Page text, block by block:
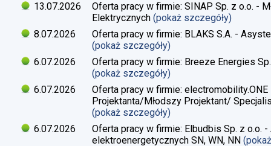
13.07.2026
Oferta pracy w firmie: SINAP Sp. z o.o. -
Elektrycznych (pokaż szczegóły)
8.07.2026
Oferta pracy w firmie: BLAKS S.A. -
(pokaż szczegóły)
6.07.2026
Oferta pracy w firmie: Breeze Energies
(pokaż szczegóły)
6.07.2026
Oferta pracy w firmie:
Projektanta/Młodszy Projektant/
(pokaż szczegóły)
6.07.2026
Oferta pracy w firmie: Elbudbis Sp. z
elektroenergetycznych SN, WN, NN